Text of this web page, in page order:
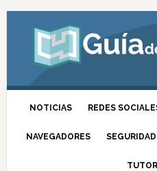
NOTICIAS REDES
NAVEGADORES SEGURIDAD